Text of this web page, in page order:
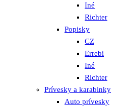
Iné
Richter
Popisky
CZ
Errebi
Iné
Richter
Prívesky a karabinky
Auto prívesky